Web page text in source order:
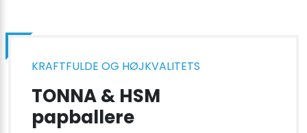
KRAFTFULDE OG HØJKVALITETS
TONNA & HSM
papballere